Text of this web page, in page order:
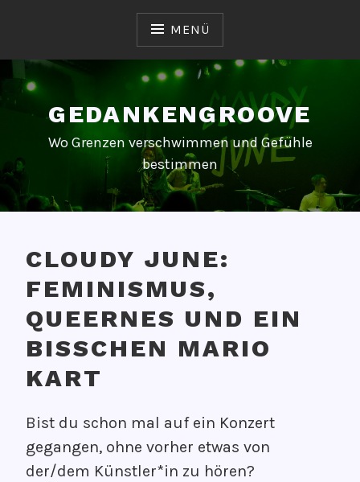
MENÜ
GEDANKENGROOVE
Wo Grenzen verschwimmen und Gefühle
bestimmen
CLOUDY JUNE:
FEMINISMUS,
QUEERNES UND EIN
BISSCHEN MARIO
KART
e
r
ö
O
N
G
Bist du schon mal auf ein Konzert
gegangen, ohne vorher etwas von
der/dem Künstler*in zu hören?